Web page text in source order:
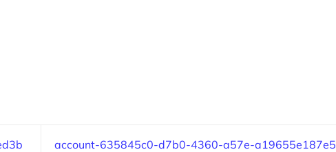
account-635845c0-d7b0-4360-a57e-a19655e187e5